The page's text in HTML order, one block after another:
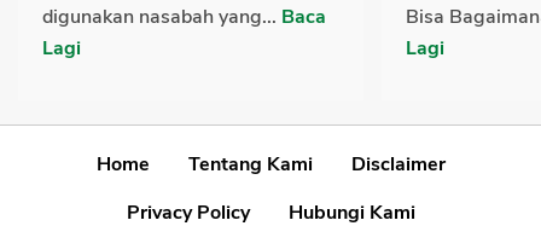
digunakan nasabah yang... Baca
Lagi
Bisa
Lagi
Home Tentang Kami
Disclaimer
Privacy Policy
Hubungi Kami